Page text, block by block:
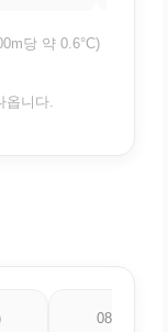
당 약 0.6°C)
니다.
08/10 (월)